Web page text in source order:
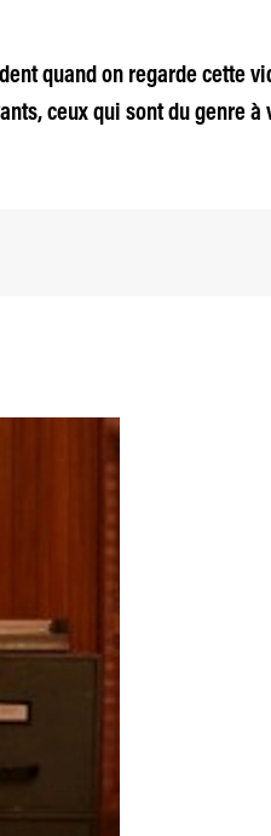
quand on regarde cette
ceux qui sont du genre